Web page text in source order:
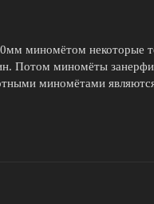
миномётом некоторые
Потом миномёты
миномётами